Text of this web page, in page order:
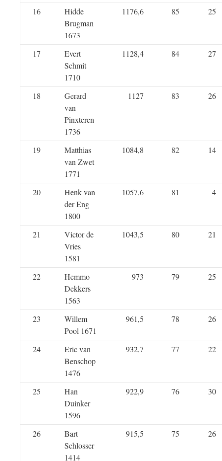
16
Hidde
Brugman
1673
1176,6 85 25
17
Evert
Schmit
1710
1128,4 84 27
18
Gerard
van
Pinxteren
1736
1127 83 26
19
Matthias
van Zwet
1771
1084,8 82 14
20
Henk van
der Eng
1800
1057,6 81 4
21
Victor de
Vries
1581
1043,5 80 21
22
Hemmo
Dekkers
1563
973 79 25
23
Willem
Pool 1671
961,5 78 26
24
Eric van
Benschop
1476
932,7 77 22
25
Han
Duinker
1596
922,9 76 30
26
Bart
Schlosser
1414
915,5 75 26